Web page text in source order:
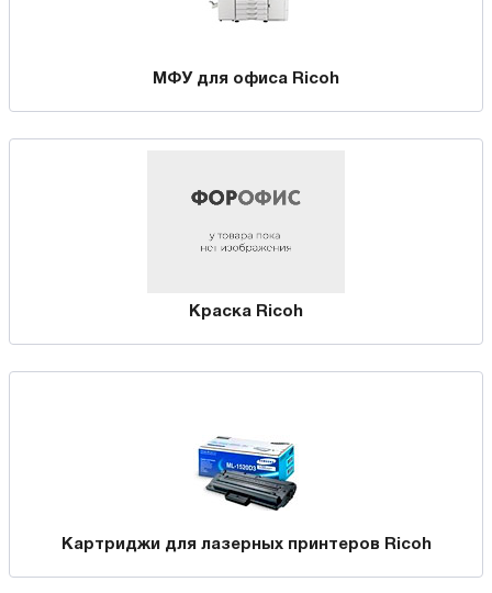
МФУ для офиса Ricoh
Краска Ricoh
Картриджи для лазерных принтеров Ricoh